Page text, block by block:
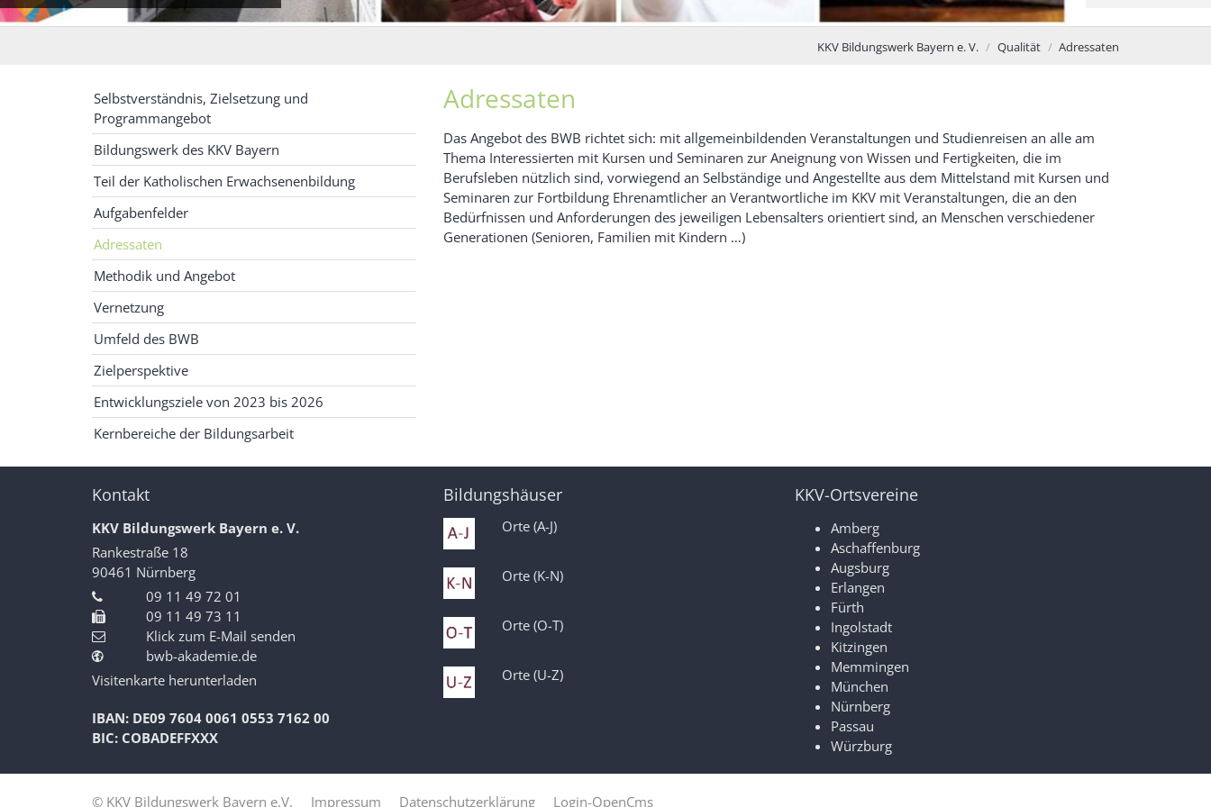
KKV Bildungswerk Bayern e. V. Qualität Adressaten
Adressaten
Das Angebot des BWB richtet sich: mit allgemeinbildenden Veranstaltungen und Studienreisen an alle am
Thema Interessierten mit Kursen und Seminaren zur Aneignung von Wissen und Fertigkeiten, die im
Berufsleben nützlich sind, vorwiegend an Selbständige und Angestellte aus dem Mittelstand mit Kursen und
Seminaren zur Fortbildung Ehrenamtlicher an Verantwortliche im KKV mit Veranstaltungen, die an den
Bedürfnissen und Anforderungen des jeweiligen Lebensalters orientiert sind, an Menschen verschiedener
Generationen (Senioren, Familien mit Kindern …)
Selbstverständnis, Zielsetzung und
Programmangebot
Bildungswerk des KKV Bayern
Teil der Katholischen Erwachsenenbildung
Aufgabenfelder
Adressaten
Methodik und Angebot
Vernetzung
Umfeld des BWB
Zielperspektive
Entwicklungsziele von 2023 bis 2026
Kernbereiche der Bildungsarbeit
Kontakt
KKV Bildungswerk Bayern e. V.
Rankestraße 18
90461 Nürnberg
09 11 49 72 01
09 11 49 73 11
Klick zum E-Mail senden
bwb-akademie.de
Visitenkarte herunterladen
IBAN: DE09 7604 0061 0553 7162 00
BIC: COBADEFFXXX
Bildungshäuser
Orte (A-J)
Orte (K-N)
Orte (O-T)
Orte (U-Z)
KKV-Ortsvereine
Amberg
Aschaffenburg
Augsburg
Erlangen
Fürth
Ingolstadt
Kitzingen
Memmingen
München
Nürnberg
Passau
Würzburg
© KKV Bildungswerk Bayern e.V. Impressum Datenschutzerklärung Login-OpenCms